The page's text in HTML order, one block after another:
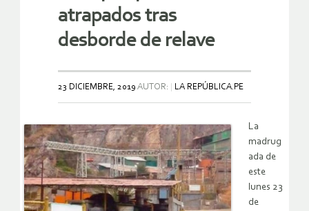
atrapados tras
desborde de relave
23 DICIEMBRE, 2019 AUTOR: LA REPÚBLICA.PE
La
madrug
ada de
este
lunes 23
de